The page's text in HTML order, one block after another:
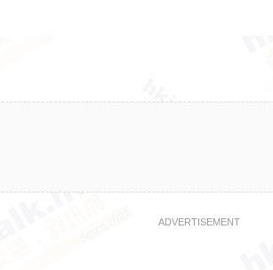
ADVERTISEMENT